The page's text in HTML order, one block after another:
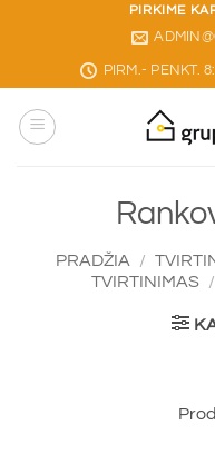
PIRKIME
PIRM.- PENKT.
PRADŽIA /
TVIRTINIMAS /